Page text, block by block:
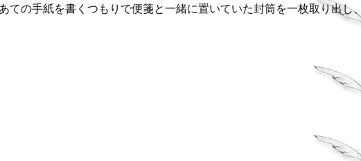
ての手紙を書くつもりで便箋と一緒に置いていた封筒を一枚取り出し